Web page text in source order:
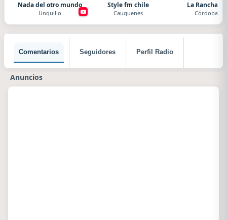
Nada del otro mundo
Unquillo
Style fm chile
Cauquenes
La Ranchada
Córdoba
Comentarios Seguidores Perfil Radio
Anuncios